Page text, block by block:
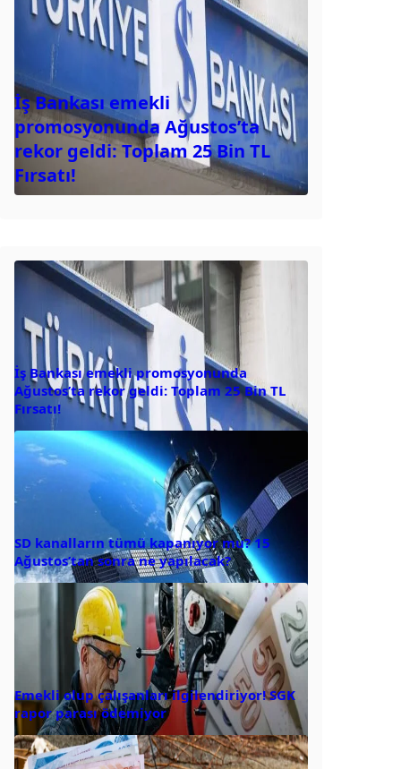
İş Bankası emekli
promosyonunda Ağustos’ta
rekor geldi: Toplam 25 Bin TL
Fırsatı!
İş Bankası emekli promosyonunda
Ağustos’ta rekor geldi: Toplam 25 Bin TL
Fırsatı!
SD kanalların tümü kapanıyor mu? 15
Ağustos’tan sonra ne yapılacak?
Emekli olup çalışanları ilgilendiriyor! SGK
rapor parası ödemiyor